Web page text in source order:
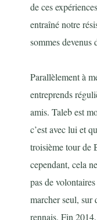
de ces
entraîné notre
sommes devenus
Parallèlement à
entreprends
amis. Taleb est
c’est avec lui et
troisième tour de
cependant, cela
pas de
marcher seul, sur
rennais. Fin